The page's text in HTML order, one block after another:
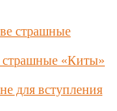
страшные «Киты»